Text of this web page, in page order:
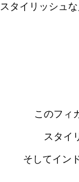
スタイリッシュ
このフィ
スタイ
そしてイン